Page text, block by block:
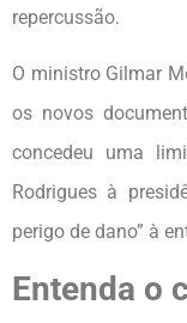
repercussão.
O ministro Gilmar
os novos
concedeu uma
Rodrigues à
perigo de dano” à
Entenda o